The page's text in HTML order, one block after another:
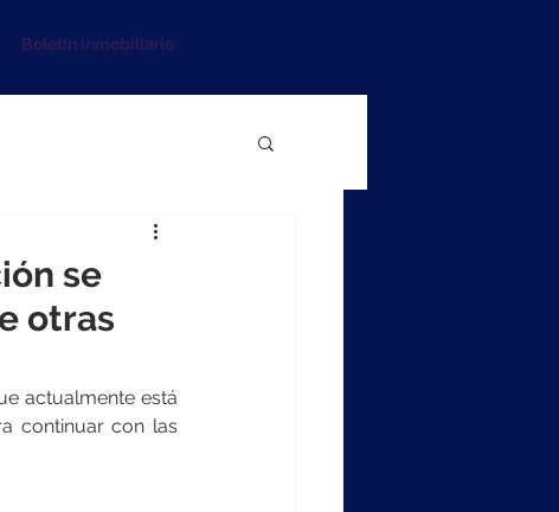
Boletín inmobiliario
se
otras
actualmente está
continuar con las